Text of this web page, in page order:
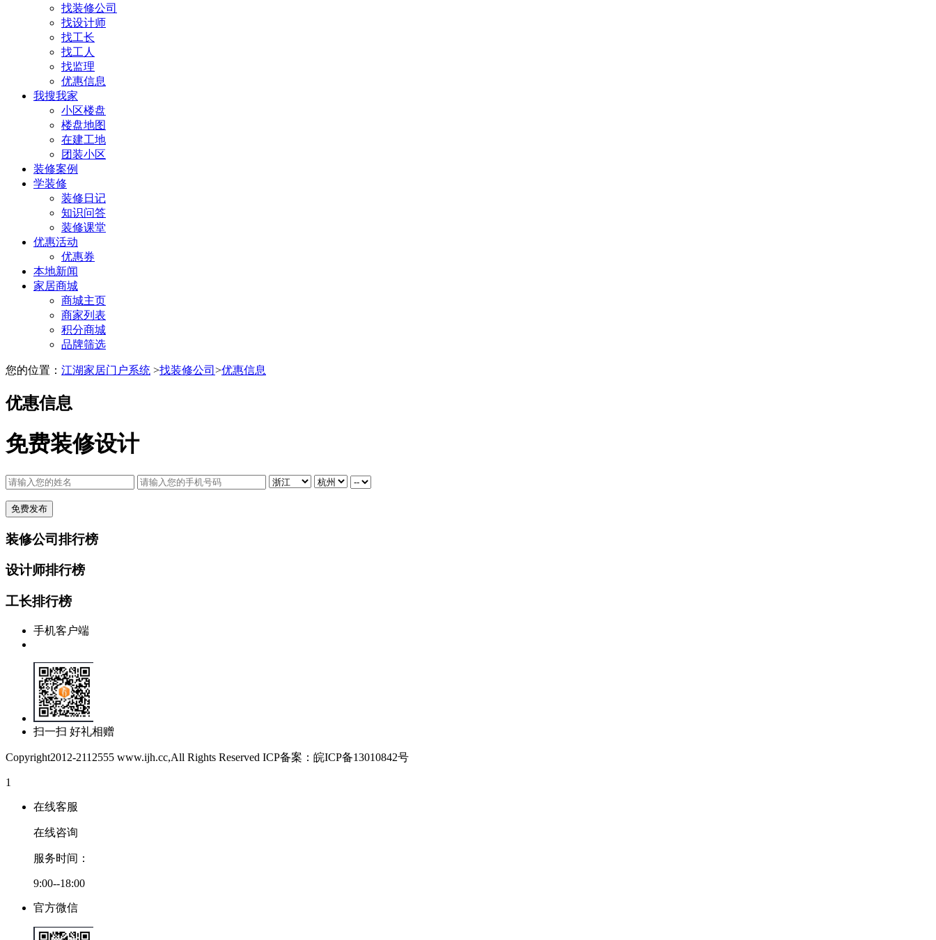
找装修公司
找设计师
找工长
找工人
找监理
优惠信息
我搜我家
小区楼盘
楼盘地图
在建工地
团装小区
装修案例
学装修
装修日记
知识问答
装修课堂
优惠活动
优惠券
本地新闻
家居商城
商城主页
商家列表
积分商城
品牌筛选
您的位置： 江湖家居门户系统 >找装修公司 >优惠信息
优惠信息
免费装修设计
装修公司排行榜
设计师排行榜
工长排行榜
手机客户端
扫一扫 好礼相赠
Copyright2012-2112555 www.ijh.cc,All Rights Reserved ICP备案：皖ICP备13010842号
1
在线客服
在线咨询
服务时间：
9:00--18:00
官方微信